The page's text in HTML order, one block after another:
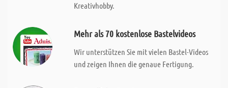
Kreativhobby.
Mehr als 70 kostenlose Bastelvideos
Wir unterstützen Sie mit vielen Bastel-Videos
und zeigen Ihnen die genaue Fertigung.